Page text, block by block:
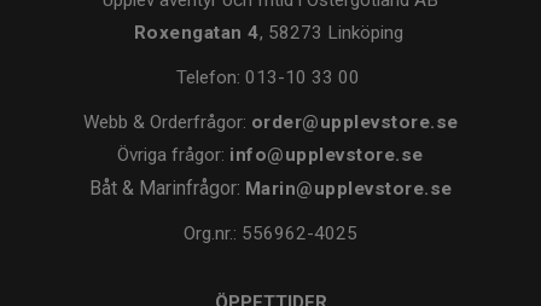
Roxengatan 4, 58273 Linköping
Telefon: 013-10 33 00
Webb & Orderfrågor: order@upplevstore.se
Övriga frågor: info@upplevstore.se
Båt & Marinfrågor: Marin@upplevstore.se
Org.nr.: 556962-4025